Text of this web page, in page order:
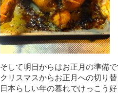
そして明日からはお正月の準備
クリスマスからお正月への切り
日本らしい年の暮れでけっこう